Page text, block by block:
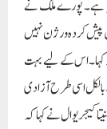
ہے۔ پورے ملک نے
پیش کردہ ورژن نہیں
کہا۔اس کے لیے بہت
اسی طرح آزادی
نے کہا کہ